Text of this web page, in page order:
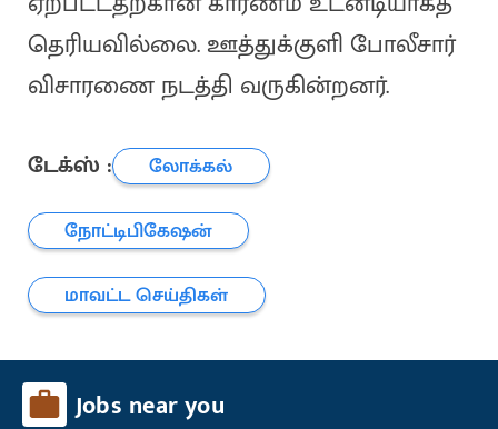
தெரியவில்லை. ஊத்துக்குளி போலீசார்
விசாரணை நடத்தி வருகின்றனர்.
டேக்ஸ் :
லோக்கல்
நோட்டிபிகேஷன்
மாவட்ட செய்திகள்
Jobs near you